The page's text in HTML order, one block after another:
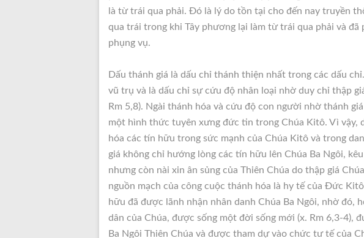
là từ trái qua phải. Đó là lý do tồn tại cho đến nay truyền
qua trái trong khi Tây phương lại làm từ trái qua phải và
phụng vụ.
Dấu thánh giá là dấu chỉ thánh thiện nhất trong các dấu
vũ trụ và là dấu chỉ sự cứu độ nhân loại nhờ duy chỉ thập
Rm 5,8). Ngài thánh hóa và cứu độ con người nhờ thánh
một hình thức tuyên xưng đức tin trong Chúa Kitô. Vì vậy,
hóa các tín hữu trong sức mạnh của Chúa Kitô và trong
giá không chỉ hướng lòng các tín hữu lên Chúa Ba Ngôi,
nhưng còn nài xin ân sủng của Thiên Chúa do thập giá
nguồn mạch của công cuộc thánh hóa là hy tế của Đức
hữu đã được lãnh nhận nhân danh Chúa Ba Ngôi, nhờ đó,
dân của Chúa, được sống một đời sống mới (x. Rm 6,3-4),
Ba Ngôi Thiên Chúa và được tham dự vào chức tư tế của